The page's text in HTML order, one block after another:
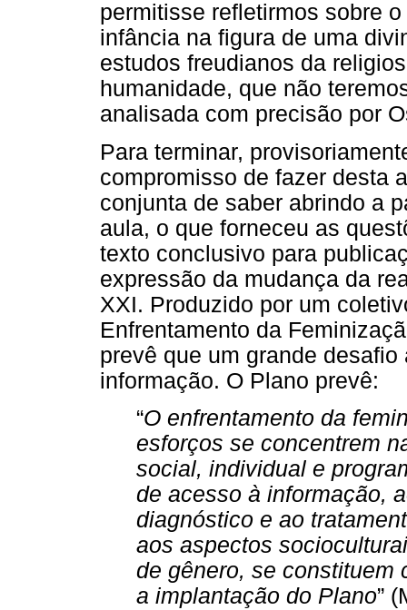
permitisse refletirmos sobre
infância na figura de uma
estudos freudianos da
humanidade, que não
analisada com precisão por
Para terminar,
compromisso de fazer desta
conjunta de saber abrindo a
aula, o que forneceu as
texto conclusivo para
expressão da mudança da
XXI. Produzido por um
Enfrentamento da
prevê que um grande
informação. O Plano prevê:
“O enfrentamento da
esforços se concentrem
social, individual e
de acesso à informação,
diagnóstico e ao
aos aspectos
de gênero, se constituem
a implantação do Plano”